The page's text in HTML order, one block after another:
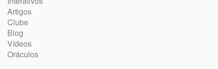
Artigos
Clube
Blog
Vídeos
Oráculos